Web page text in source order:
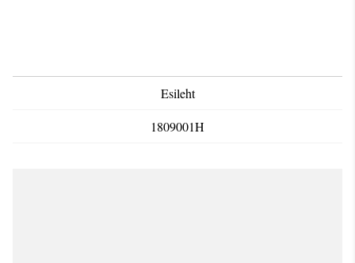
Esileht
1809001H